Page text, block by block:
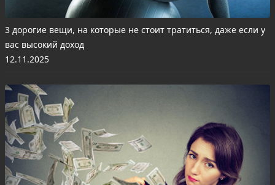
3 дорогие вещи, на которые не стоит тратиться, даже если у
вас высокий доход
12.11.2025